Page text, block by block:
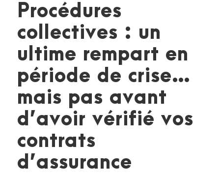
Procédures
collectives : un
ultime rempart en
période de crise…
mais pas avant
d’avoir vérifié vos
contrats
d’assurance